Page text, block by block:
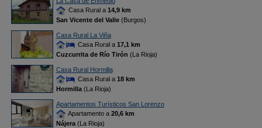
Casa Rural a 14,9 km
San Vicente del Valle(Burgos)
Casa Rural La Viña
Casa Rural a 17,1 km
Cuzcurrita de Río Tirón (La Rioja)
Casa Rural Hormilla
Casa Rural a 18 km
Hormilla(La Rioja)
Apartamentos Turísticos San Lorenzo
Apartamento a 20,6 km
Nájera(La Rioja)